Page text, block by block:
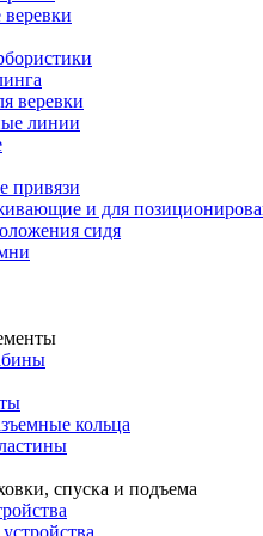
веревки
линии
привязи
и для
сидя
кольца
спуска и подъема